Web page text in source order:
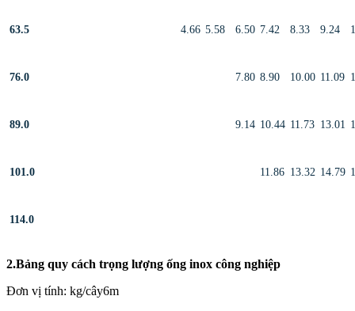
63.5 4.66 5.58 6.50 7.42 8.33 9.24
76.0 7.80 8.90 10.00 11.09
89.0 9.14 10.44 11.73 13.01
101.0 11.86 13.32 14.79
114.0
2.Bảng quy cách trọng lượng ống inox công nghiệp
Đơn vị tính: kg/cây6m